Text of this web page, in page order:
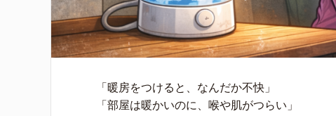
「暖房をつけると、なんだか不快」
「部屋は暖かいのに、喉や肌がつらい」